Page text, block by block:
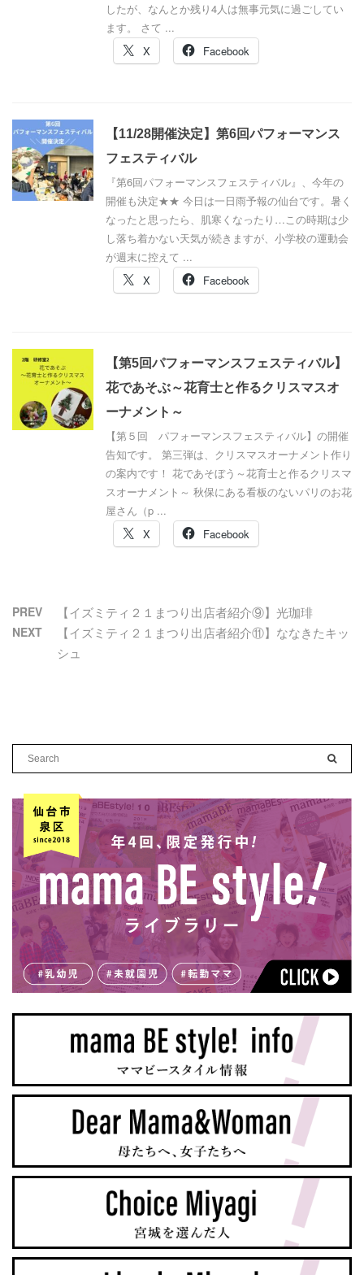
したが、なんとか残り4人は無事元気に過ごしてい
ます。 さて ...
X
Facebook
【11/28開催決定】第6回パフォーマンス
フェスティバル
『第6回パフォーマンスフェスティバル』、今年の
開催も決定★★ 今日は一日雨予報の仙台です。暑く
なったと思ったら、肌寒くなったり…この時期は少
し落ち着かない天気が続きますが、小学校の運動会
が週末に控えて ...
X
Facebook
【第5回パフォーマンスフェスティバル】
花であそぶ～花育士と作るクリスマスオ
ーナメント～
【第５回 パフォーマンスフェスティバル】の開催
告知です。 第三弾は、クリスマスオーナメント作り
の案内です！ 花であそぼう～花育士と作るクリスマ
スオーナメント～ 秋保にある看板のないパリのお花
屋さん（p ...
X
Facebook
PREV 【イズミティ２１まつり出店者紹介⑨】光珈琲
NEXT
【イズミティ２１まつり出店者紹介⑪】ななきたキッ
シュ